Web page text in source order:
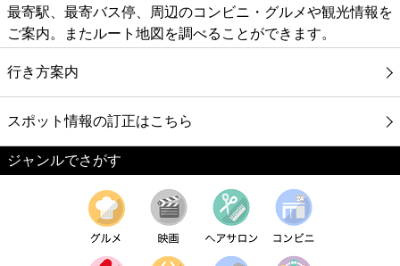
最寄駅、最寄バス停、周辺のコンビニ・グルメや観光情報を
ご案内。またルート地図を調べることができます。
行き方案内
スポット情報の訂正はこちら
ジャンルでさがす